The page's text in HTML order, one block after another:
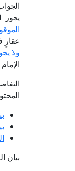
يجوز
عقارٍ
ولا
بيان